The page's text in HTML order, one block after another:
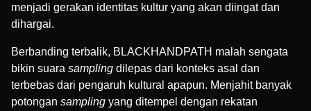
menjadi gerakan identitas kultur yang akan diingat dan
dihargai.
Berbanding terbalik, BLACKHANDPATH malah sengata
bikin suara sampling dilepas dari konteks asal dan
terbebas dari pengaruh kultural apapun. Menjahit banyak
potongan sampling yang ditempel dengan rekatan